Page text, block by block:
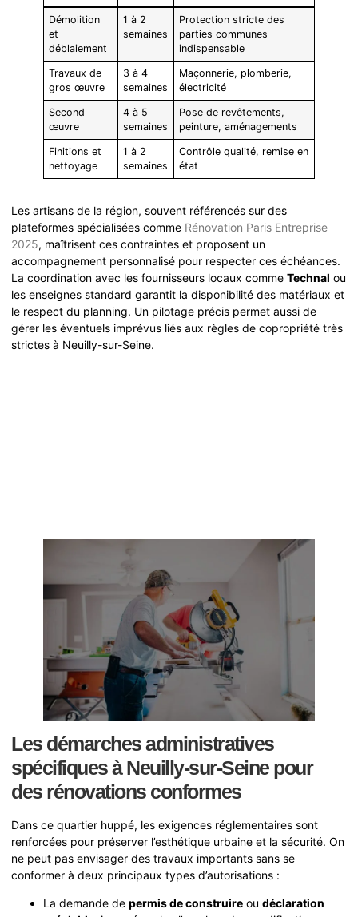
Démolition
et
déblaiement
1 à 2
semaines
Protection stricte des
parties communes
indispensable
Travaux de
gros œuvre
3 à 4
semaines
Maçonnerie, plomberie,
électricité
Second
œuvre
4 à 5
semaines
Pose de revêtements,
peinture, aménagements
Finitions et
nettoyage
1 à 2
semaines
Contrôle qualité, remise en
état
Les artisans de la région, souvent référencés sur des
plateformes spécialisées comme Rénovation Paris Entreprise
2025, maîtrisent ces contraintes et proposent un
accompagnement personnalisé pour respecter ces échéances.
La coordination avec les fournisseurs locaux comme Technal ou
les enseignes standard garantit la disponibilité des matériaux et
le respect du planning. Un pilotage précis permet aussi de
gérer les éventuels imprévus liés aux règles de copropriété très
strictes à Neuilly-sur-Seine.
Les démarches administratives
spécifiques à Neuilly-sur-Seine pour
des rénovations conformes
Dans ce quartier huppé, les exigences réglementaires sont
renforcées pour préserver l’esthétique urbaine et la sécurité. On
ne peut pas envisager des travaux importants sans se
conformer à deux principaux types d’autorisations :
La demande de permis de construire ou déclaration